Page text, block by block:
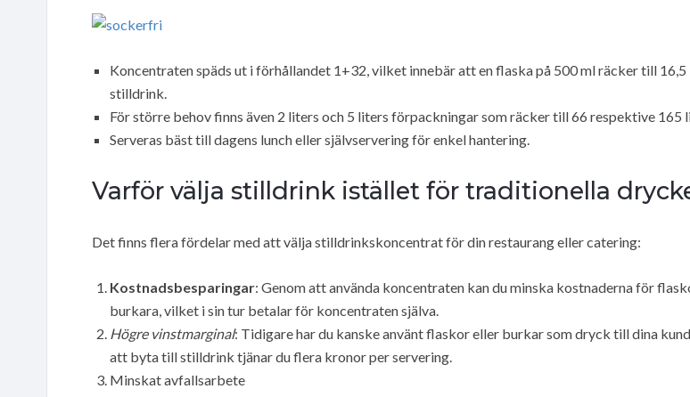
Koncentraten späds ut i förhållandet 1+32, vilket innebär att en flaska på 500 ml räcker till
stilldrink.
För större behov finns även 2 liters och 5 liters förpackningar som räcker till 66 respektive 165
Serveras bäst till dagens lunch eller självservering för enkel hantering.
Varför välja stilldrink istället för traditionella
Det finns flera fördelar med att välja stilldrinkskoncentrat för din restaurang eller catering:
Kostnadsbesparingar: Genom att använda koncentraten kan du minska kostnaderna för
burkara, vilket i sin tur betalar för koncentraten själva.
Högre vinstmarginal: Tidigare har du kanske använt flaskor eller burkar som dryck till dina
att byta till stilldrink tjänar du flera kronor per servering.
Minskat avfallsarbete